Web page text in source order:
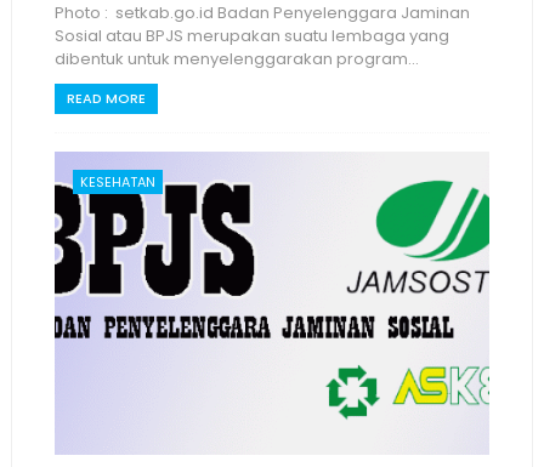
Photo : setkab.go.id Badan Penyelenggara Jaminan
Sosial atau BPJS merupakan suatu lembaga yang
dibentuk untuk menyelenggarakan program...
READ MORE
KESEHATAN